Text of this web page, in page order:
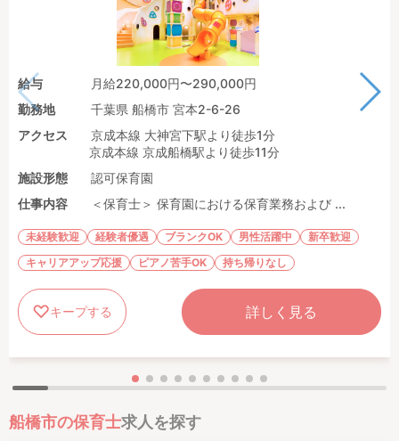
給与
月給220,000円〜290,000円
勤務地
千葉県 船橋市 宮本2-6-26
アクセス
京成本線 大神宮下駅より徒歩1分
京成本線 京成船橋駅より徒歩11分
施設形態
認可保育園
仕事内容
＜保育士＞ 保育園における保育業務および ...
未経験歓迎 経験者優遇 ブランクOK 男性活躍中
新卒歓迎
キャリアアップ応援
ピアノ苦手OK 持ち帰りなし
キープする 詳しく見る
船橋市の保育士求人を探す